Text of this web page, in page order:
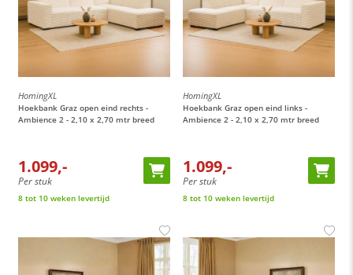
HomingXL
Hoekbank Graz open eind rechts -
Ambience 2 - 2,10 x 2,70 mtr breed
1.099,-
Per stuk
8 tot 10 weken levertijd
HomingXL
Hoekbank Graz open eind links -
Ambience 2 - 2,10 x 2,70 mtr breed
1.099,-
Per stuk
8 tot 10 weken levertijd